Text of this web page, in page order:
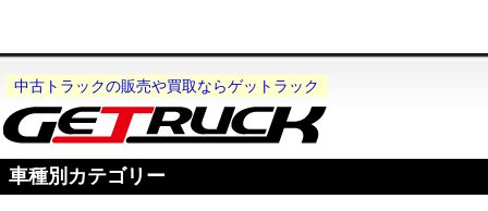
中古トラックの販売や買取ならゲットラック
車種別カテゴリー